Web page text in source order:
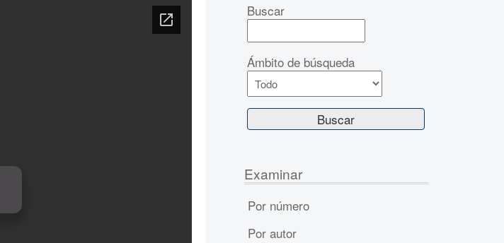
Buscar
Ámbito de búsqueda
Examinar
Por número
Por autor